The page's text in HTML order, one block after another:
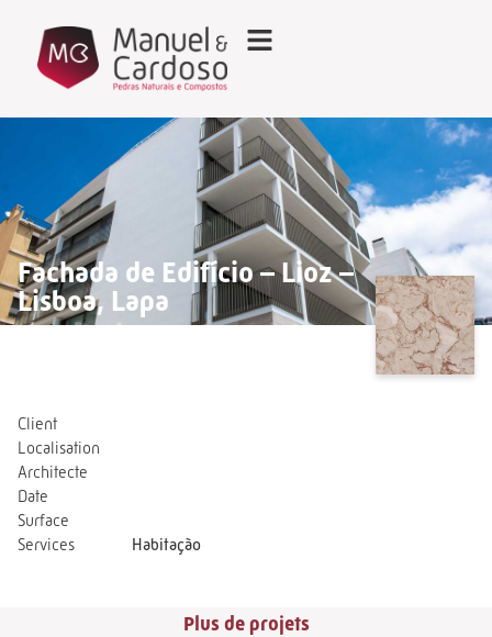
Fachada de Edifício – Lioz –
Lisboa, Lapa
Client
Localisation
Architecte
Date
Surface
Services
Habitação
Plus de projets